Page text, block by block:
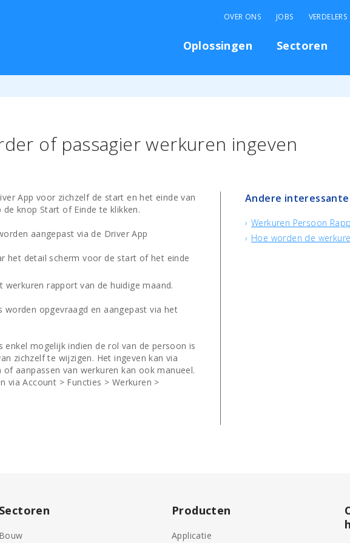
Oplossingen Sectoren
OVER ONS JOBS VERDELERS
of passagier werkuren ingeven
App voor zichzelf de start en het einde van
knop Start of Einde te klikken.
aangepast via de Driver App
het detail scherm voor de start of het einde
rapport van de huidige maand.
opgevraagd en aangepast via het
enkel mogelijk indien de rol van de persoon is
zichzelf te wijzigen. Het ingeven kan via
aanpassen van werkuren kan ook manueel.
via Account > Functies > Werkuren >
Andere
Werkuren Persoon
Hoe worden de
Sectoren
Bouw
Producten
Applicatie